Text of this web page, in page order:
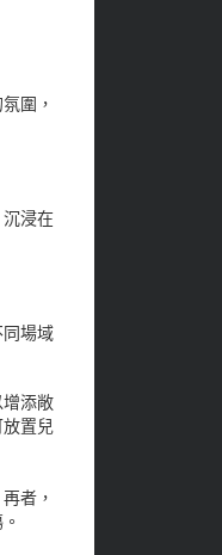
圍，
浸在
場域
增添敞
置兒
者，